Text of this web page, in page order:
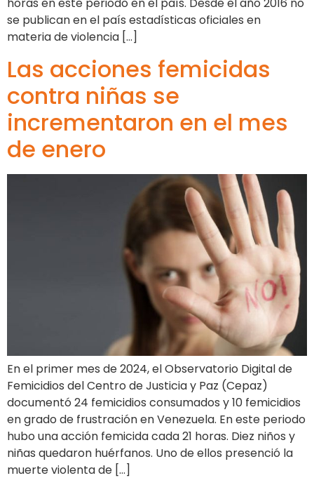
horas en este periodo en el país. Desde el año 2016 no
se publican en el país estadísticas oficiales en
materia de violencia […]
Las acciones femicidas
contra niñas se
incrementaron en el mes
de enero
En el primer mes de 2024, el Observatorio Digital de
Femicidios del Centro de Justicia y Paz (Cepaz)
documentó 24 femicidios consumados y 10 femicidios
en grado de frustración en Venezuela. En este periodo
hubo una acción femicida cada 21 horas. Diez niños y
niñas quedaron huérfanos. Uno de ellos presenció la
muerte violenta de […]